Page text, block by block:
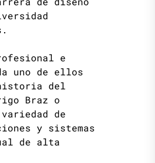
e
uno de ellos
del
Braz o
de
y sistemas
de alta